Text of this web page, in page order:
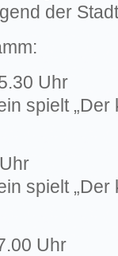
der
Uhr
spielt
spielt
Uhr